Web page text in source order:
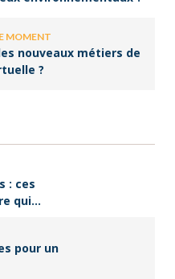
MOMENT
nouveaux métiers de
?
: ces
qui
pour un